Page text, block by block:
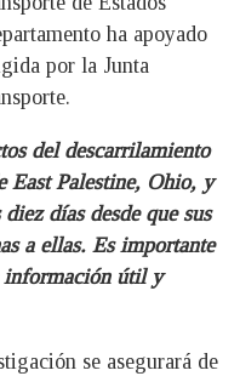
ha apoyado
por la Junta
del descarrilamiento
East Palestine, Ohio, y
días desde que sus
a ellas. Es importante
información útil y
se asegurará de